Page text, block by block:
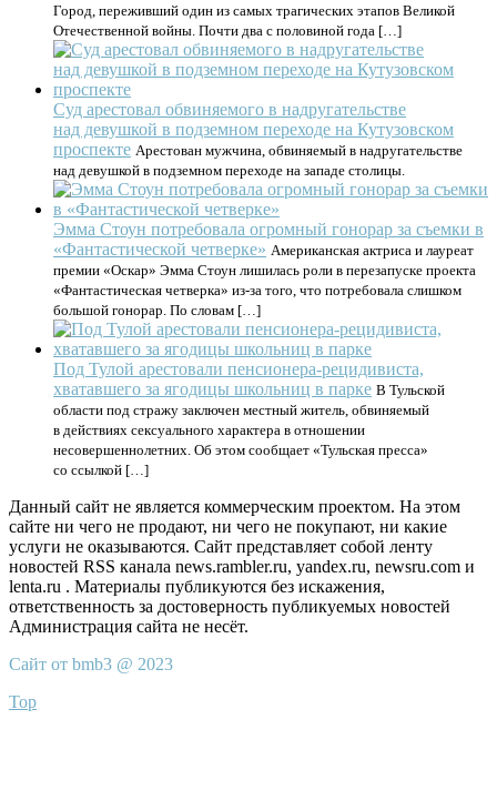
Город, переживший один из самых трагических этапов Великой
Отечественной войны. Почти два с половиной года […]
Суд арестовал обвиняемого в надругательстве
над девушкой в подземном переходе на Кутузовском
проспекте Арестован мужчина, обвиняемый в надругательстве
над девушкой в подземном переходе на западе столицы.
Эмма Стоун потребовала огромный гонорар за съемки в
«Фантастической четверке» Американская актриса и лауреат
премии «Оскар» Эмма Стоун лишилась роли в перезапуске проекта
«Фантастическая четверка» из-за того, что потребовала слишком
большой гонорар. По словам […]
Под Тулой арестовали пенсионера-рецидивиста,
хватавшего за ягодицы школьниц в парке В Тульской
области под стражу заключен местный житель, обвиняемый
в действиях сексуального характера в отношении
несовершеннолетних. Об этом сообщает «Тульская пресса»
со ссылкой […]
Данный сайт не является коммерческим проектом. На этом
сайте ни чего не продают, ни чего не покупают, ни какие
услуги не оказываются. Сайт представляет собой ленту
новостей RSS канала news.rambler.ru, yandex.ru, newsru.com и
lenta.ru . Материалы публикуются без искажения,
ответственность за достоверность публикуемых новостей
Администрация сайта не несёт.
Сайт от bmb3 @ 2023
Top